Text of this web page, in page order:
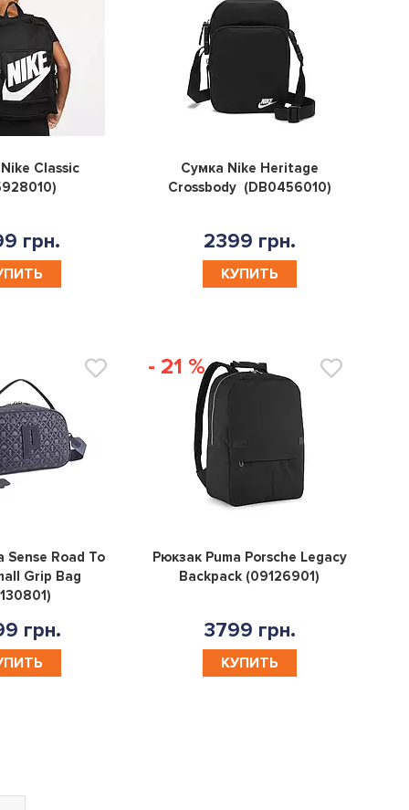
Classic
грн.
Сумка Nike Heritage
Crossbody (DB0456010)
2399 грн.
КУПИТЬ
0
Sense Road To
Grip Bag
грн.
- 21 %
0
Рюкзак Puma Porsche Legacy
Backpack (09126901)
3799 грн.
КУПИТЬ